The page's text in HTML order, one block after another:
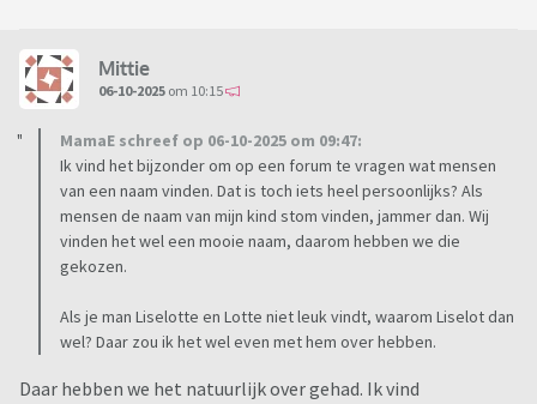
Mittie
06-10-2025 om 10:15
MamaE schreef op 06-10-2025 om 09:47:
Ik vind het bijzonder om op een forum te vragen wat mensen
van een naam vinden. Dat is toch iets heel persoonlijks? Als
mensen de naam van mijn kind stom vinden, jammer dan. Wij
vinden het wel een mooie naam, daarom hebben we die
gekozen.
Als je man Liselotte en Lotte niet leuk vindt, waarom Liselot dan
wel? Daar zou ik het wel even met hem over hebben.
Daar hebben we het natuurlijk over gehad. Ik vind